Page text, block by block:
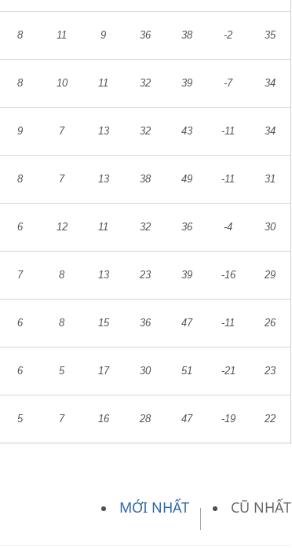
8 11 9 36 38 -2 35
8 10 11 32 39 -7 34
9 7 13 32 43 -11 34
8 7 13 38 49 -11 31
6 12 11 32 36 -4 30
7 8 13 23 39 -16 29
6 8 15 36 47 -11 26
6 5 17 30 51 -21 23
5 7 16 28 47 -19 22
MỚI NHẤT CŨ NHẤT